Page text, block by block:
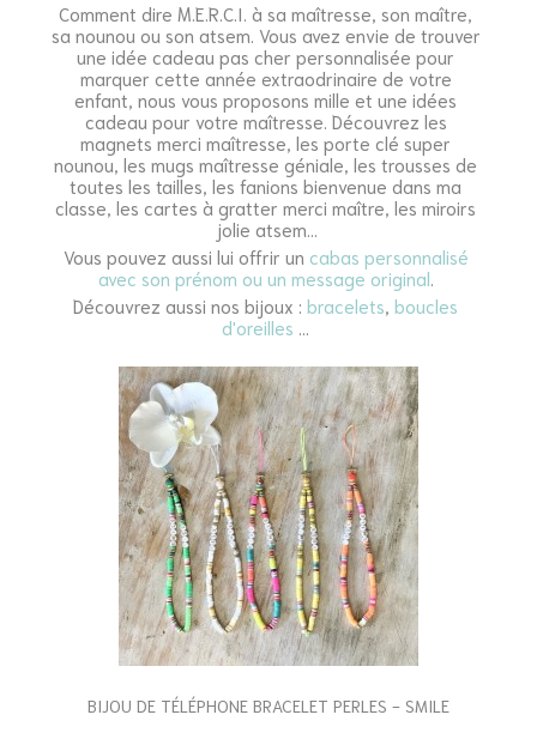
Comment dire M.E.R.C.I. à sa maîtresse, son maître,
sa nounou ou son atsem. Vous avez envie de trouver
une idée cadeau pas cher personnalisée pour
marquer cette année extraodrinaire de votre
enfant, nous vous proposons mille et une idées
cadeau pour votre maîtresse. Découvrez les
magnets merci maîtresse, les porte clé super
nounou, les mugs maîtresse géniale, les trousses de
toutes les tailles, les fanions bienvenue dans ma
classe, les cartes à gratter merci maître, les miroirs
jolie atsem...
Vous pouvez aussi lui offrir un cabas personnalisé
avec son prénom ou un message original.
Découvrez aussi nos bijoux : bracelets, boucles
d'oreilles ...
BIJOU DE TÉLÉPHONE BRACELET PERLES - SMILE